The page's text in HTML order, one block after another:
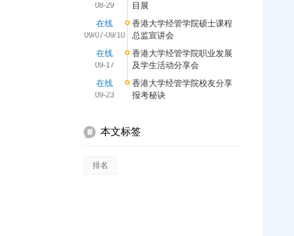
08-29
目展
在线
09/07-09/10
香港大学经管学院硕士课程
总监宣讲会
在线
09-17
香港大学经管学院职业发展
及学生活动分享会
在线
09-23
香港大学经管学院校友分享
报考秘诀
本文标签
排名